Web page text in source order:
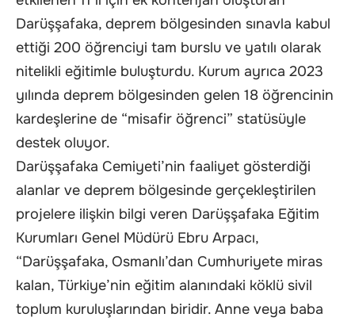
Darüşşafaka, deprem bölgesinden sınavla kabul
ettiği 200 öğrenciyi tam burslu ve yatılı olarak
nitelikli eğitimle buluşturdu. Kurum ayrıca 2023
yılında deprem bölgesinden gelen 18 öğrencinin
kardeşlerine de “misafir öğrenci” statüsüyle
destek oluyor.
Darüşşafaka Cemiyeti’nin faaliyet gösterdiği
alanlar ve deprem bölgesinde gerçekleştirilen
projelere ilişkin bilgi veren Darüşşafaka Eğitim
Kurumları Genel Müdürü Ebru Arpacı,
“Darüşşafaka, Osmanlı’dan Cumhuriyete miras
kalan, Türkiye’nin eğitim alanındaki köklü sivil
toplum kuruluşlarından biridir. Anne veya baba